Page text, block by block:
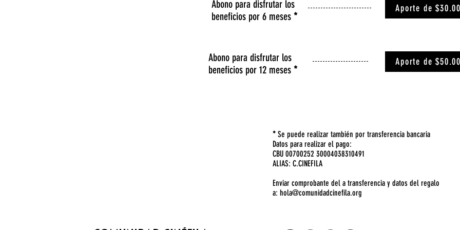
Abono para disfrutar los
beneficios por 6 meses *
Aporte de
Abono para disfrutar los
beneficios por 12 meses *
Aporte de
* Se puede realizar también por transferencia bancaria
Datos para realizar el pago:
CBU 00700252 30004038310491
ALIAS: C.CINEFILA
Enviar comprobante del a transferencia y datos del regalo
a: hola@comunidadcinefila.org